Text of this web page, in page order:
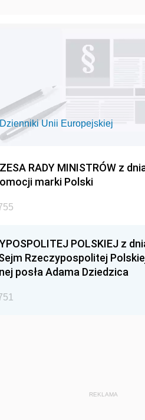
Dzienniki Unii Europejskiej
RADY MINISTRÓW z
marki Polski
POLSKIEJ z
Rzeczypospolitej
posła Adama Dziedzica
REKLAMA